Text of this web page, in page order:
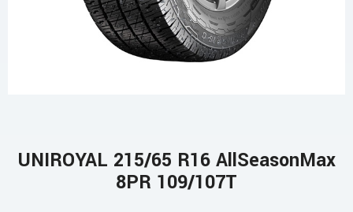
UNIROYAL 215/65 R16 AllSeasonMax
8PR 109/107T